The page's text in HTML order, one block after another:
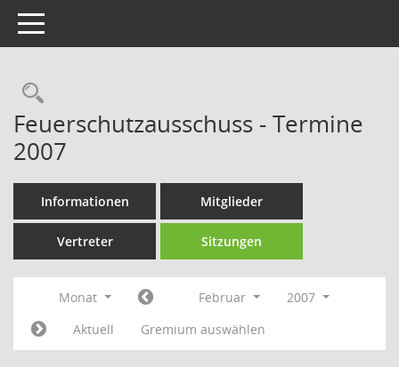
Toggle navigation
Rechercheauswahl
Feuerschutzausschuss - Termine
2007
Informationen Mitglieder
Vertreter Sitzungen
Monat Februar
2007
Aktuell
Gremium auswählen